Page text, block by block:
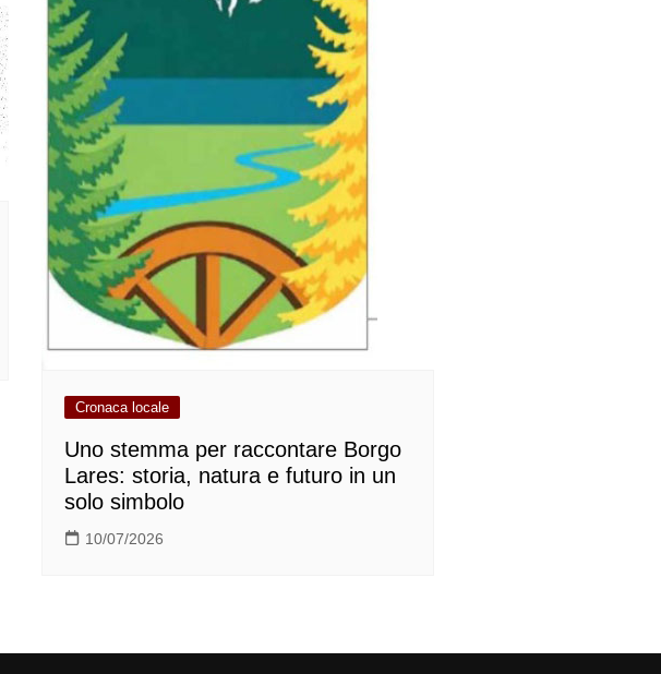
Cronaca locale
Uno stemma per raccontare Borgo
Lares: storia, natura e futuro in un
solo simbolo
10/07/2026